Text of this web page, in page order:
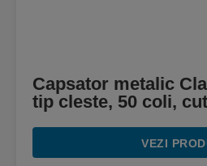
Capsator metalic
tip cleste, 50 coli,
VEZI